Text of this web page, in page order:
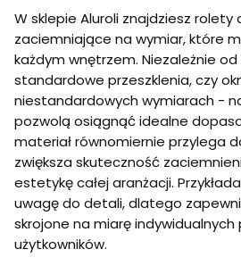
W sklepie Aluroli znajdziesz
zaciemniające na wymiar, które
każdym wnętrzem. Niezależnie
standardowe przeszklenia, czy
niestandardowych wymiarach -
pozwolą osiągnąć idealne
materiał równomiernie przylega
zwiększa skuteczność
estetykę całej aranżacji.
uwagę do detali, dlatego
skrojone na miarę
użytkowników.